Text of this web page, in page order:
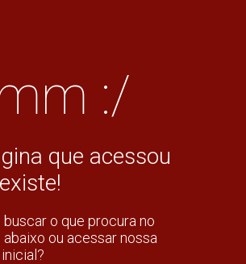
:/
que acessou
buscar o que procura no
ou acessar nossa